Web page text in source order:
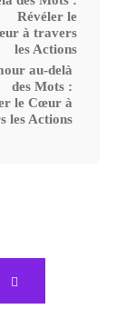
au-delà
des Mots :
le Cœur à
les Actions